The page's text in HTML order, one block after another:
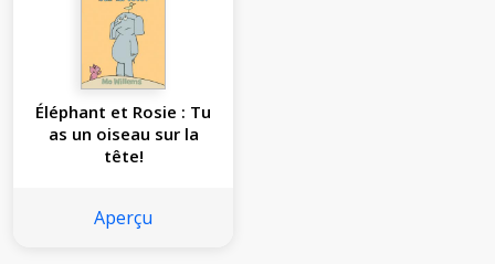
Éléphant et Rosie : Tu
as un oiseau sur la
tête!
Aperçu